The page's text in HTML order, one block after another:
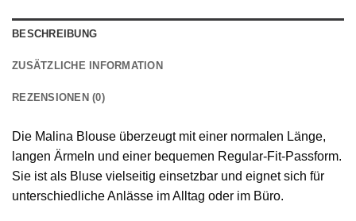
BESCHREIBUNG
ZUSÄTZLICHE INFORMATION
REZENSIONEN (0)
Die Malina Blouse überzeugt mit einer normalen Länge,
langen Ärmeln und einer bequemen Regular-Fit-Passform.
Sie ist als Bluse vielseitig einsetzbar und eignet sich für
unterschiedliche Anlässe im Alltag oder im Büro.